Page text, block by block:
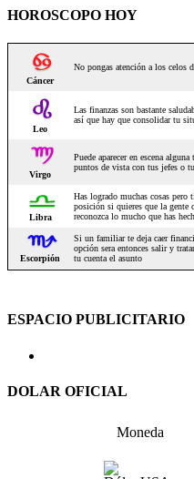
HOROSCOPO HOY
ESPACIO PUBLICITARIO
DOLAR OFICIAL
Moneda